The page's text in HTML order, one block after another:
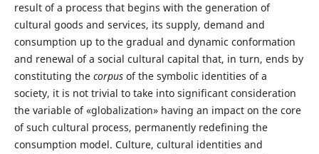
result of a process that begins with the generation of
cultural goods and services, its supply, demand and
consumption up to the gradual and dynamic conformation
and renewal of a social cultural capital that, in turn, ends by
constituting the corpus of the symbolic identities of a
society, it is not trivial to take into significant consideration
the variable of «globalization» having an impact on the core
of such cultural process, permanently redefining the
consumption model. Culture, cultural identities and